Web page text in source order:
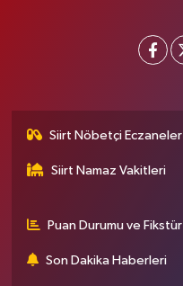
Siirt Nöbetçi Eczaneler
Siirt Namaz Vakitleri
Puan Durumu ve Fikstür
Son Dakika Haberleri